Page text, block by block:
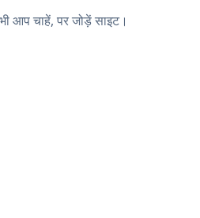
आप चाहें, पर जोड़ें साइट।